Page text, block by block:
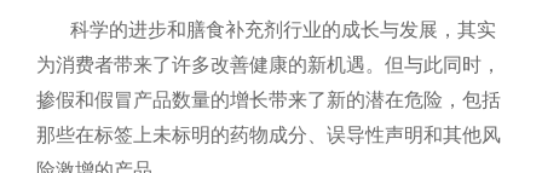
科学的进步和膳食补充剂行业的成长与发展，其实
为消费者带来了许多改善健康的新机遇。但与此同时，
掺假和假冒产品数量的增长带来了新的潜在危险，包括
那些在标签上未标明的药物成分、误导性声明和其他风